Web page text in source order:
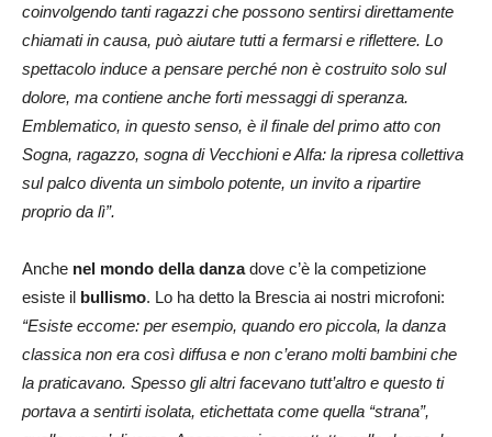
coinvolgendo tanti ragazzi che possono sentirsi direttamente
chiamati in causa, può aiutare tutti a fermarsi e riflettere. Lo
spettacolo induce a pensare perché non è costruito solo sul
dolore, ma contiene anche forti messaggi di speranza.
Emblematico, in questo senso, è il finale del primo atto con
Sogna, ragazzo, sogna di Vecchioni e Alfa: la ripresa collettiva
sul palco diventa un simbolo potente, un invito a ripartire
proprio da lì”.
Anche nel mondo della danzadove c’è la competizione
esiste il bullismo. Lo ha detto la Brescia ai nostri microfoni:
“Esiste eccome: per esempio, quando ero piccola, la danza
classica non era così diffusa e non c’erano molti bambini che
la praticavano. Spesso gli altri facevano tutt’altro e questo ti
portava a sentirti isolata, etichettata come quella “strana”,